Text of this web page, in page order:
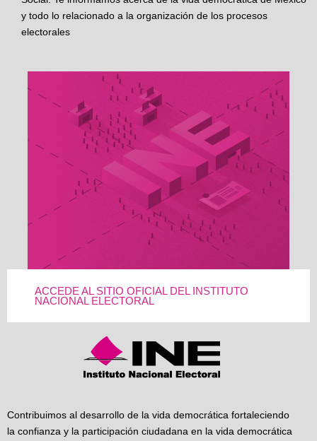
y todo lo relacionado a la organización de los procesos
electorales
ACCEDE AL SITIO OFICIAL DEL INSTITUTO
NACIONAL ELECTORAL
Contribuimos al desarrollo de la vida democrática fortaleciendo
la confianza y la participación ciudadana en la vida democrática